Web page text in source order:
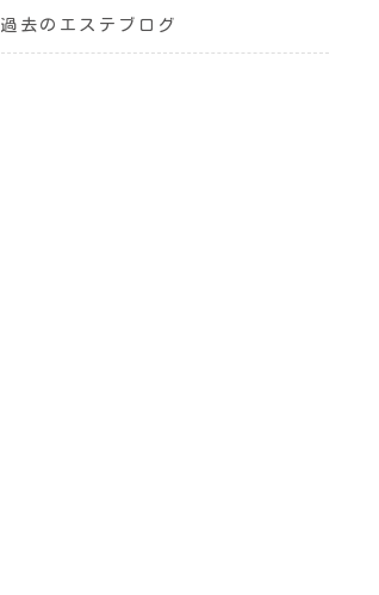
過去のエステブログ